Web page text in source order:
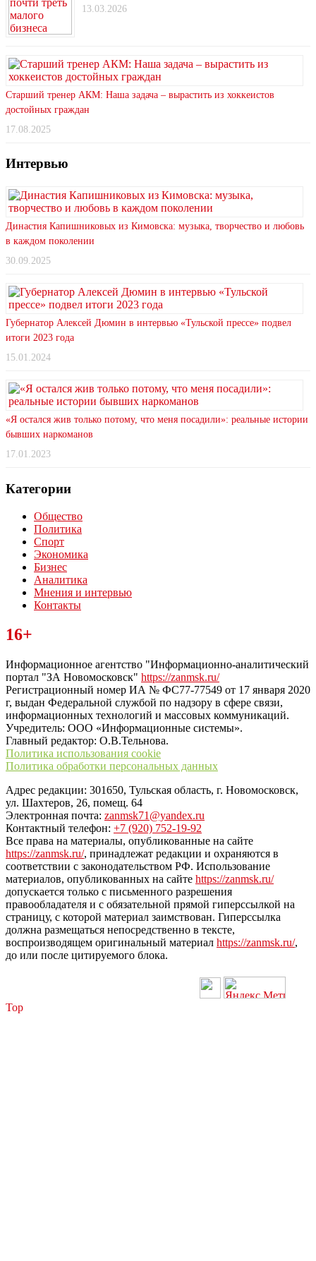
13.03.2026
Старший тренер АКМ: Наша задача – вырастить из хоккеистов
достойных граждан
17.08.2025
Интервью
Династия Капишниковых из Кимовска: музыка, творчество и любовь
в каждом поколении
30.09.2025
Губернатор Алексей Дюмин в интервью «Тульской прессе» подвел
итоги 2023 года
15.01.2024
«Я остался жив только потому, что меня посадили»: реальные истории
бывших наркоманов
17.01.2023
Категории
Общество
Политика
Спорт
Экономика
Бизнес
Аналитика
Мнения и интервью
Контакты
Читайте последние новости дня в Тульской области на сайте
“ЗаНовомосковск”
16+
Информационное агентство "Информационно-аналитический
портал "ЗА Новомосковск" https://zanmsk.ru/
Регистрационный номер ИА № ФС77-77549 от 17 января 2020
г, выдан Федеральной службой по надзору в сфере связи,
информационных технологий и массовых коммуникаций.
Учредитель: ООО «Информационные системы».
Главный редактор: О.В.Тельнова.
Политика использования cookie
Политика обработки персональных данных
Адрес редакции: 301650, Тульская область, г. Новомосковск,
ул. Шахтеров, 26, помещ. 64
Электронная почта: zanmsk71@yandex.ru
Контактный телефон: +7 (920) 752-19-92
Все права на материалы, опубликованные на сайте
https://zanmsk.ru/, принадлежат редакции и охраняются в
соответствии с законодательством РФ. Использование
материалов, опубликованных на сайте https://zanmsk.ru/
допускается только с письменного разрешения
правообладателя и с обязательной прямой гиперссылкой на
страницу, с которой материал заимствован. Гиперссылка
должна размещаться непосредственно в тексте,
воспроизводящем оригинальный материал https://zanmsk.ru/,
до или после цитируемого блока.
Top